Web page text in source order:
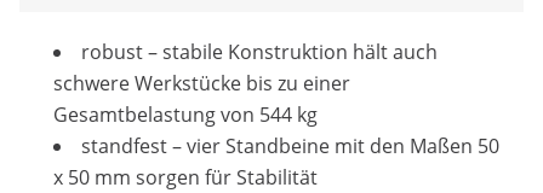
robust – stabile Konstruktion hält auch
schwere Werkstücke bis zu einer
Gesamtbelastung von 544 kg
standfest – vier Standbeine mit den Maßen 50
x 50 mm sorgen für Stabilität